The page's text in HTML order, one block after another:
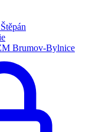
Brumov-Bylnice